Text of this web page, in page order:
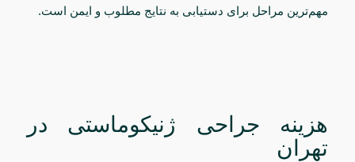
مهم‌ترین مراحل برای دستیابی به نتایج مطلوب و ایمن است.
هزینه جراحی ژنیکوماستی در
تهران